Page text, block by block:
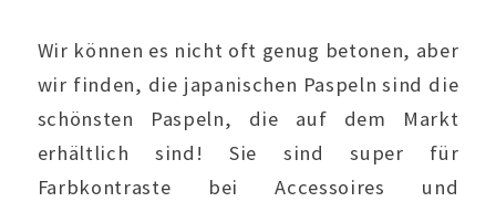
Wir können es nicht oft genug betonen, aber
wir finden, die japanischen Paspeln sind die
schönsten Paspeln, die auf dem Markt
erhältlich sind! Sie sind super für
Farbkontraste bei Accessoires und